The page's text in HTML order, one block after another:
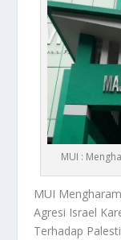
MUI :
MUI
Agresi Israel
Terhadap